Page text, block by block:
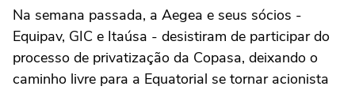
Na semana passada, a Aegea e seus sócios -
Equipav, GIC e Itaúsa - desistiram ‌de participar do
processo de privatização da Copasa, deixando o
caminho livre para a ⁠Equatorial se tornar acionista